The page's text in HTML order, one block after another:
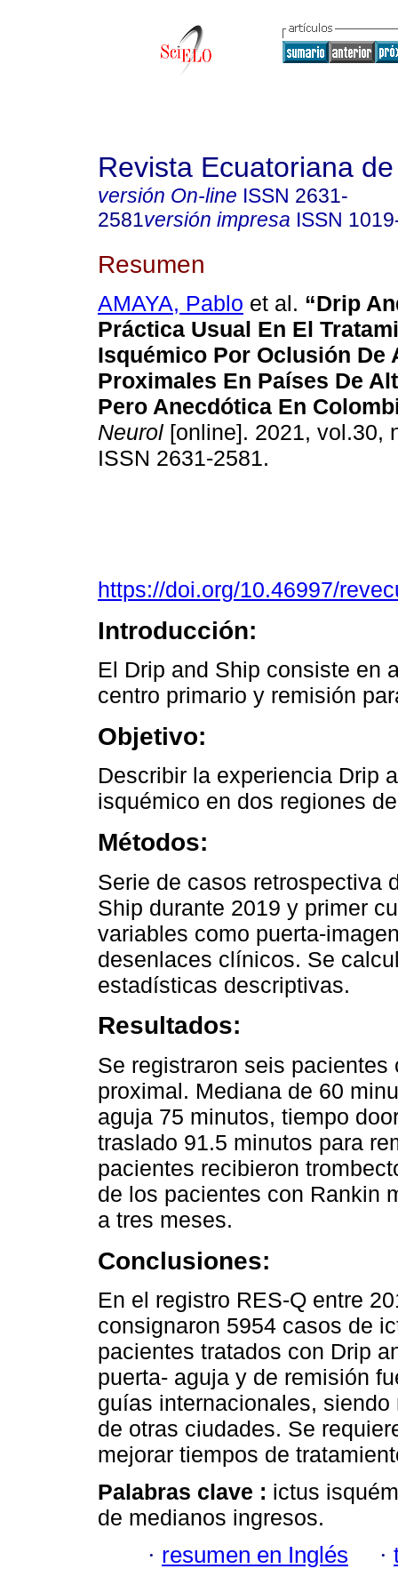
Revista Ecuatoriana
versión On-line ISSN 2631-
2581versión impresa ISSN
Resumen
AMAYA, Pablo et al. “Drip
Práctica Usual En El
Isquémico Por Oclusión De
Proximales En Países De
Pero Anecdótica En
Neurol [online]. 2021, vol.30,
ISSN 2631-2581.
https://doi.org/10.46997/
Introducción:
El Drip and Ship consiste en
centro primario y remisión
Objetivo:
Describir la experiencia Drip
isquémico en dos regiones
Métodos:
Serie de casos retrospectiva
Ship durante 2019 y primer
variables como puerta-
desenlaces clínicos. Se
estadísticas descriptivas.
Resultados:
Se registraron seis
proximal. Mediana de 60
aguja 75 minutos, tiempo
traslado 91.5 minutos para
pacientes recibieron
de los pacientes con Rankin
a tres meses.
Conclusiones:
En el registro RES-Q entre
consignaron 5954 casos de
pacientes tratados con Drip
puerta- aguja y de remisión
guías internacionales,
de otras ciudades. Se
mejorar tiempos de
Palabras clave : ictus
de medianos ingresos.
· resumen en Inglés ·